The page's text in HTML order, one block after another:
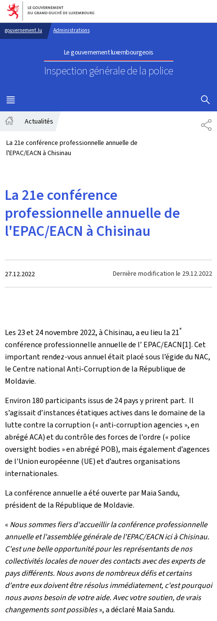
Aller au menu principal
Aller au contenu
gouvernement.lu Administrations
Le gouvernement luxembourgeois
Inspection générale de la police
MENU
PRINCIPAL
Actualités
La 21e conférence professionnelle annuelle de
l'EPAC/EACN à Chisinau
La 21e conférence
professionnelle annuelle de
l'EPAC/EACN à Chisinau
Crée
le
27.12.2022 Dernière modification le 29.12.2022
Les 23 et 24 novembre 2022, à Chisinau, a eu lieu la 21e
conférence professionnelle annuelle de l’ EPAC/EACN[1]. Cet
important rendez-vous annuel était placé sous l’égide du NAC,
le Centre national Anti-Corruption de la République de
Moldavie.
Environ 180 participants issus de 24 pays y prirent part. Il
s’agissait d’instances étatiques actives dans le domaine de la
lutte contre la corruption (« anti-corruption agencies », en
abrégé ACA) et du contrôle des forces de l’ordre (« police
oversight bodies » en abrégé POB), mais également d’agences
de l'Union européenne (UE) et d’autres organisations
internationales.
La conférence annuelle a été ouverte par Maia Sandu,
président de la République de Moldavie.
« Nous sommes fiers d'accueillir la conférence professionnelle
annuelle et l'assemblée générale de l'EPAC/EACN ici à Chisinau.
C'est une belle opportunité pour les représentants de nos
collectivités locales de nouer des contacts avec des experts de
pays différents. Nous avons de nombreux défis et certains
d'entre eux doivent être résolus immédiatement, c'est pourquoi
nous avons besoin de votre aide. Avec votre soutien, de vrais
changements sont possibles», a déclaré Maia Sandu.